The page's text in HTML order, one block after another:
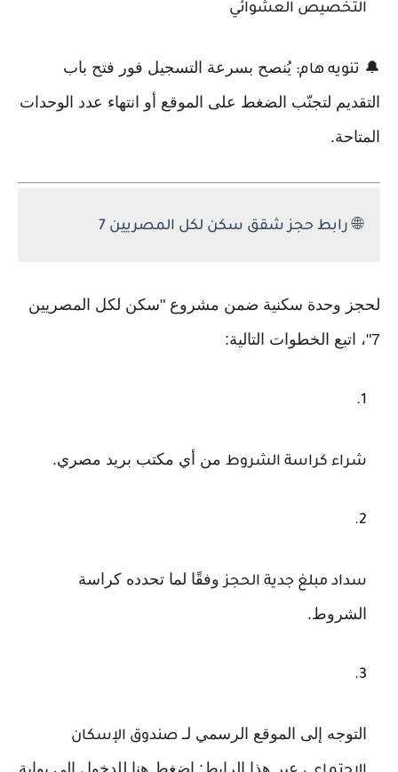
التخصيص العشوائي
🔔 تنويه هام: يُنصح بسرعة التسجيل فور فتح باب
التقديم لتجنّب الضغط على الموقع أو انتهاء عدد الوحدات
المتاحة.
🌐 رابط حجز شقق سكن لكل المصريين 7
لحجز وحدة سكنية ضمن مشروع "سكن لكل المصريين
7"، اتبع الخطوات التالية:
شراء كراسة الشروط من أي مكتب بريد مصري.
سداد مبلغ جدية الحجز وفقًا لما تحدده كراسة
الشروط.
التوجه إلى الموقع الرسمي لـ صندوق الإسكان
عبر هذا الرابط: اضغط هنا للدخول إلى بوابة